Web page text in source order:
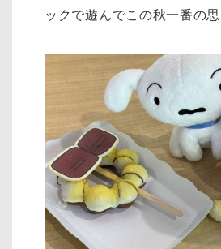
ックで遊んでこの秋一番の